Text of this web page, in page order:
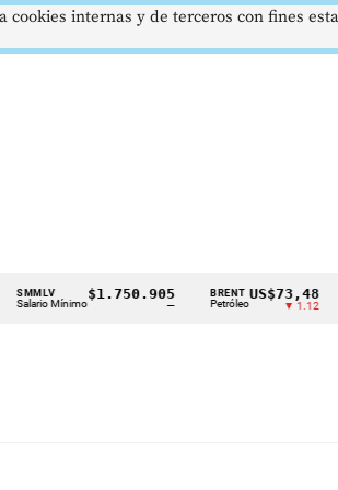
Mínimo
$1.750.905 BRENT
Petróleo
US$73,48
▼ 1.12
ORO
cookies internas y de terceros con fines